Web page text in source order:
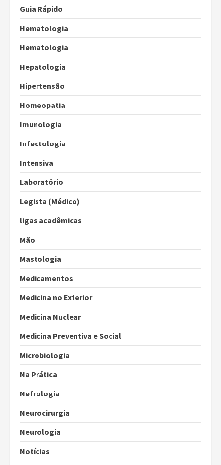
Guia Rápido
Hematologia
Hematologia
Hepatologia
Hipertensão
Homeopatia
Imunologia
Infectologia
Intensiva
Laboratório
Legista (Médico)
ligas acadêmicas
Mão
Mastologia
Medicamentos
Medicina no Exterior
Medicina Nuclear
Medicina Preventiva e Social
Microbiologia
Na Prática
Nefrologia
Neurocirurgia
Neurologia
Notícias